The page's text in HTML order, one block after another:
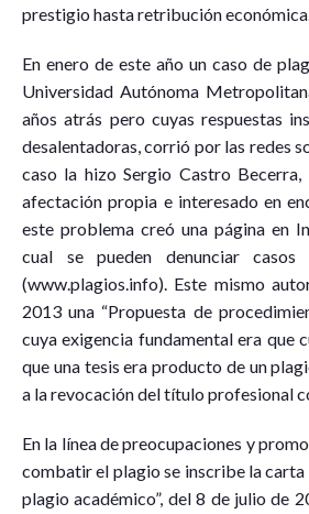
prestigio hasta retribución
En enero de este año un caso de
Universidad Autónoma
años atrás pero cuyas respuestas
desalentadoras, corrió por las redes
caso la hizo Sergio Castro
afectación propia e interesado en
este problema creó una página en
cual se pueden denunciar
(www.plagios.info). Este mismo
2013 una “Propuesta de
cuya exigencia fundamental era que
que una tesis era producto de un
a la revocación del título profesional
En la línea de preocupaciones y
combatir el plagio se inscribe la carta
plagio académico”, del 8 de julio de